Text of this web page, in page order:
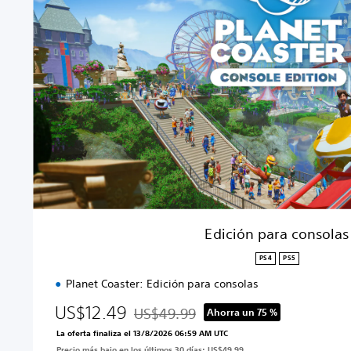
i
ó
n
p
a
r
a
c
s
o
l
Edición para consolas
PS4 PS5
Planet Coaster: Edición para consolas
US$12.49 Rebajado del precio original de US$49.99
US$49.99 Ahorra un 75 %
La oferta finaliza el 13/8/2026 06:59 AM UTC